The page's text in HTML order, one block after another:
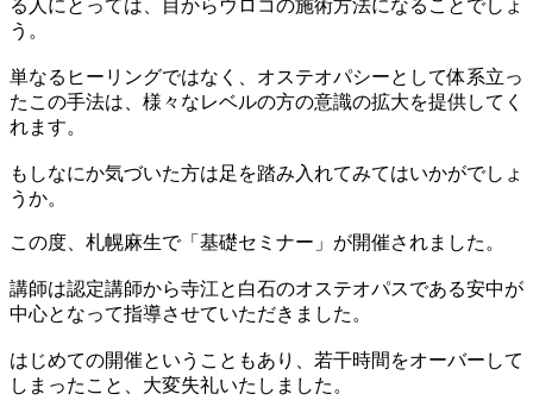
る人にとっては、目からウロコの施術方法になることでしょ
う。
単なるヒーリングではなく、オステオパシーとして体系立っ
たこの手法は、様々なレベルの方の意識の拡大を提供してく
れます。
もしなにか気づいた方は足を踏み入れてみてはいかがでしょ
うか。
この度、札幌麻生で「基礎セミナー」が開催されました。
講師は認定講師から寺江と白石のオステオパスである安中が
中心となって指導させていただきました。
はじめての開催ということもあり、若干時間をオーバーして
しまったこと、大変失礼いたしました。